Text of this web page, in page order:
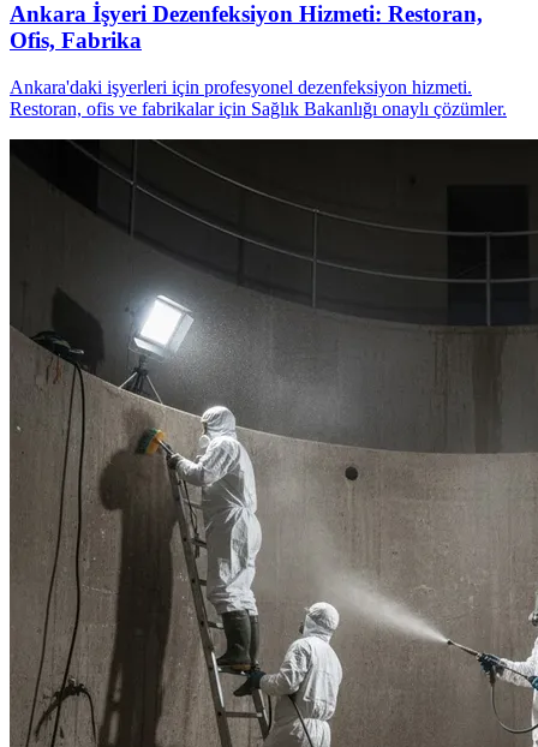
Ankara İşyeri Dezenfeksiyon Hizmeti: Restoran,
Ofis, Fabrika
Ankara'daki işyerleri için profesyonel dezenfeksiyon hizmeti.
Restoran, ofis ve fabrikalar için Sağlık Bakanlığı onaylı çözümler.